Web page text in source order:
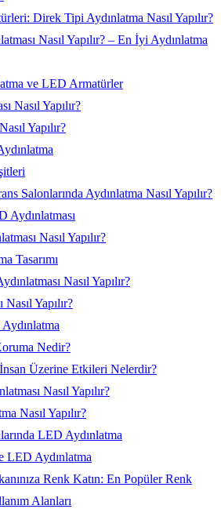
Direk Tipi Aydınlatma Nasıl Yapılır?
Nasıl Yapılır? – En İyi Aydınlatma
ve LED Armatürler
Nasıl Yapılır?
Yapılır?
Salonlarında Aydınlatma Nasıl Yapılır?
Aydınlatması
Nasıl Yapılır?
Tasarımı
Nasıl Yapılır?
Yapılır?
Nedir?
İnsan Üzerine Etkileri Nelerdir?
Nasıl Yapılır?
Nasıl Yapılır?
LED Aydınlatma
LED Aydınlatma
Renk Katın: En Popüler Renk
Alanları